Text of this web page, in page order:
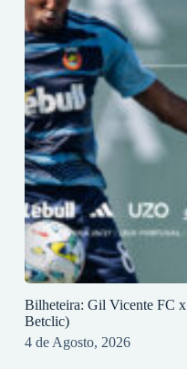
Bilheteira: Gil Vicente FC
Betclic)
4 de Agosto, 2026